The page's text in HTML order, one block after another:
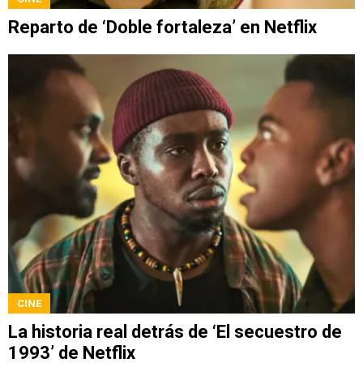
Reparto de ‘Doble fortaleza’ en Netflix
CINE
La historia real detrás de ‘El secuestro de
1993’ de Netflix